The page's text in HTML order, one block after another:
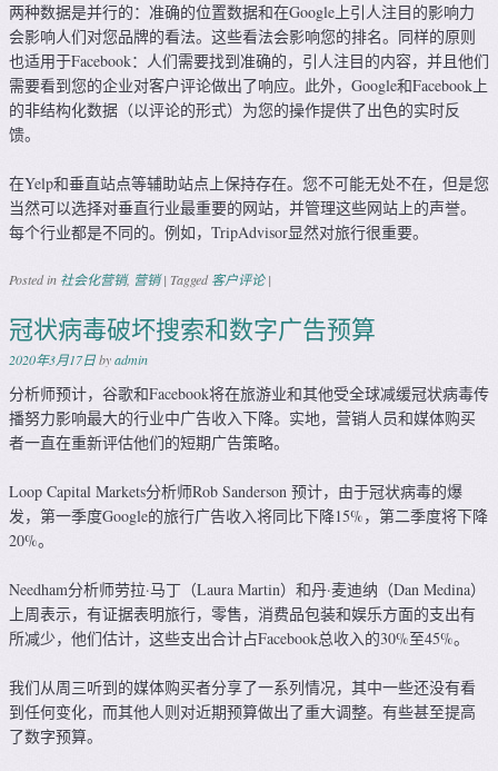
两种数据是并行的：准确的位置数据和在Google上引人注目的影响力
会影响人们对您品牌的看法。这些看法会影响您的排名。同样的原则
也适用于Facebook：人们需要找到准确的，引人注目的内容，并且他们
需要看到您的企业对客户评论做出了响应。此外，Google和Facebook上
的非结构化数据（以评论的形式）为您的操作提供了出色的实时反
馈。
在Yelp和垂直站点等辅助站点上保持存在。您不可能无处不在，但是您
当然可以选择对垂直行业最重要的网站，并管理这些网站上的声誉。
每个行业都是不同的。例如，TripAdvisor显然对旅行很重要。
Posted in 社会化营销, 营销 | Tagged客户评论 |
冠状病毒破坏搜索和数字广告预算
2020年3月17日byadmin
分析师预计，谷歌和Facebook将在旅游业和其他受全球减缓冠状病毒传
播努力影响最大的行业中广告收入下降。实地，营销人员和媒体购买
者一直在重新评估他们的短期广告策略。
Loop Capital Markets分析师Rob Sanderson 预计，由于冠状病毒的爆
发，第一季度Google的旅行广告收入将同比下降15%，第二季度将下降
20%。
Needham分析师劳拉·马丁（Laura Martin）和丹·麦迪纳（Dan Medina）
上周表示，有证据表明旅行，零售，消费品包装和娱乐方面的支出有
所减少，他们估计，这些支出合计占Facebook总收入的30%至45%。
我们从周三听到的媒体购买者分享了一系列情况，其中一些还没有看
到任何变化，而其他人则对近期预算做出了重大调整。有些甚至提高
了数字预算。